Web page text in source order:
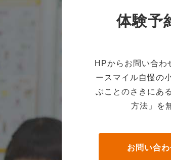
体験予
HPからお問い合わ
ースマイル自慢の
ぶことのさきにあ
方法」を
お問い合